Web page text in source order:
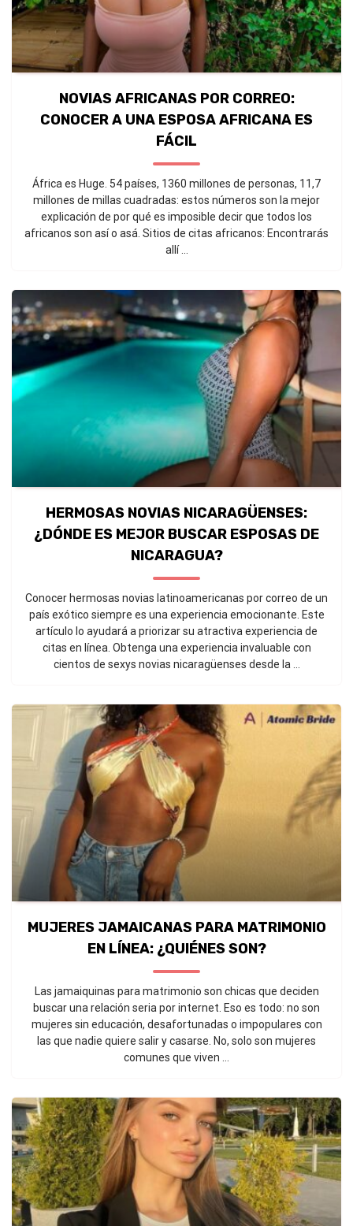
NOVIAS AFRICANAS POR CORREO:
CONOCER A UNA ESPOSA AFRICANA ES
FÁCIL
África es Huge. 54 países, 1360 millones de personas, 11,7
millones de millas cuadradas: estos números son la mejor
explicación de por qué es imposible decir que todos los
africanos son así o asá. Sitios de citas africanos: Encontrarás
allí ...
HERMOSAS NOVIAS NICARAGÜENSES:
¿DÓNDE ES MEJOR BUSCAR ESPOSAS DE
NICARAGUA?
Conocer hermosas novias latinoamericanas por correo de un
país exótico siempre es una experiencia emocionante. Este
artículo lo ayudará a priorizar su atractiva experiencia de
citas en línea. Obtenga una experiencia invaluable con
cientos de sexys novias nicaragüenses desde la ...
MUJERES JAMAICANAS PARA MATRIMONIO
EN LÍNEA: ¿QUIÉNES SON?
Las jamaiquinas para matrimonio son chicas que deciden
buscar una relación seria por internet. Eso es todo: no son
mujeres sin educación, desafortunadas o impopulares con
las que nadie quiere salir y casarse. No, solo son mujeres
comunes que viven ...